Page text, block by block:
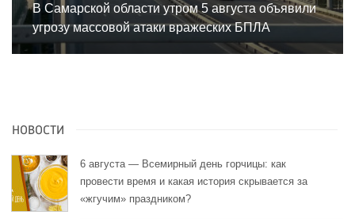
В Самарской области утром 5 августа объявили
угрозу массовой атаки вражеских БПЛА
НОВОСТИ
6 августа — Всемирный день горчицы: как
провести время и какая история скрывается за
«жгучим» праздником?